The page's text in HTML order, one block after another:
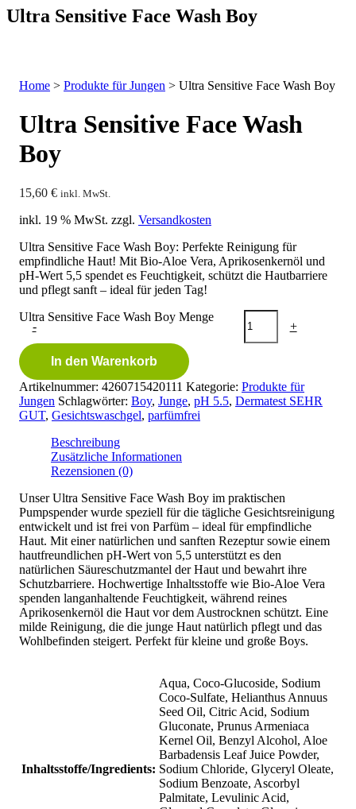
Ultra Sensitive Face Wash Boy
Home > Produkte für Jungen > Ultra Sensitive Face Wash Boy
Ultra Sensitive Face Wash
Boy
15,60 € inkl. MwSt.
inkl. 19 % MwSt. zzgl. Versandkosten
Ultra Sensitive Face Wash Boy: Perfekte Reinigung für
empfindliche Haut! Mit Bio-Aloe Vera, Aprikosenkernöl und
pH-Wert 5,5 spendet es Feuchtigkeit, schützt die Hautbarriere
und pflegt sanft – ideal für jeden Tag!
-
Ultra Sensitive Face Wash Boy Menge
+
In den Warenkorb
Artikelnummer: 4260715420111 Kategorie: Produkte für
Jungen Schlagwörter: Boy, Junge, pH 5.5, Dermatest SEHR
GUT, Gesichtswaschgel, parfümfrei
Beschreibung
Zusätzliche Informationen
Rezensionen (0)
Unser Ultra Sensitive Face Wash Boy im praktischen
Pumpspender wurde speziell für die tägliche Gesichtsreinigung
entwickelt und ist frei von Parfüm – ideal für empfindliche
Haut. Mit einer natürlichen und sanften Rezeptur sowie einem
hautfreundlichen pH-Wert von 5,5 unterstützt es den
natürlichen Säureschutzmantel der Haut und bewahrt ihre
Schutzbarriere. Hochwertige Inhaltsstoffe wie Bio-Aloe Vera
spenden langanhaltende Feuchtigkeit, während reines
Aprikosenkernöl die Haut vor dem Austrocknen schützt. Eine
milde Reinigung, die die junge Haut natürlich pflegt und das
Wohlbefinden steigert. Perfekt für kleine und große Boys.
Inhaltsstoffe/Ingredients:
Aqua, Coco-Glucoside, Sodium
Coco-Sulfate, Helianthus Annuus
Seed Oil, Citric Acid, Sodium
Gluconate, Prunus Armeniaca
Kernel Oil, Benzyl Alcohol, Aloe
Barbadensis Leaf Juice Powder,
Sodium Chloride, Glyceryl Oleate,
Sodium Benzoate, Ascorbyl
Palmitate, Levulinic Acid,